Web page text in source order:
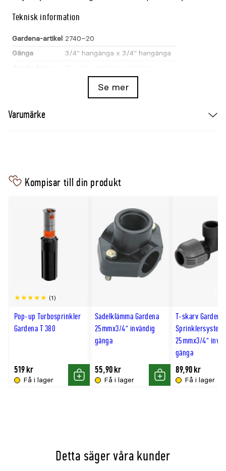
Teknisk information
Gardena-artikel 2740–20
Gänga
3/4" hangänga x 3/4" hangänga
Välj bevattning efter uppgift
mjukt eller finfördelat strålmönster, medan en
Se mer
Varumärke
Kompisar till din produkt
till
Pop-up Turbosprinkler
Gardena T 380
(1)
Få i lager
519 kr
Köp
Sadelklämma Gardena
25mmx3/4" invändig
gänga
Få i lager
55,90 kr
Köp
T-skarv Gardena
Sprinklersystem
25mmx3/4"
gänga
Få i lager
89,90 kr
Detta säger våra kunder